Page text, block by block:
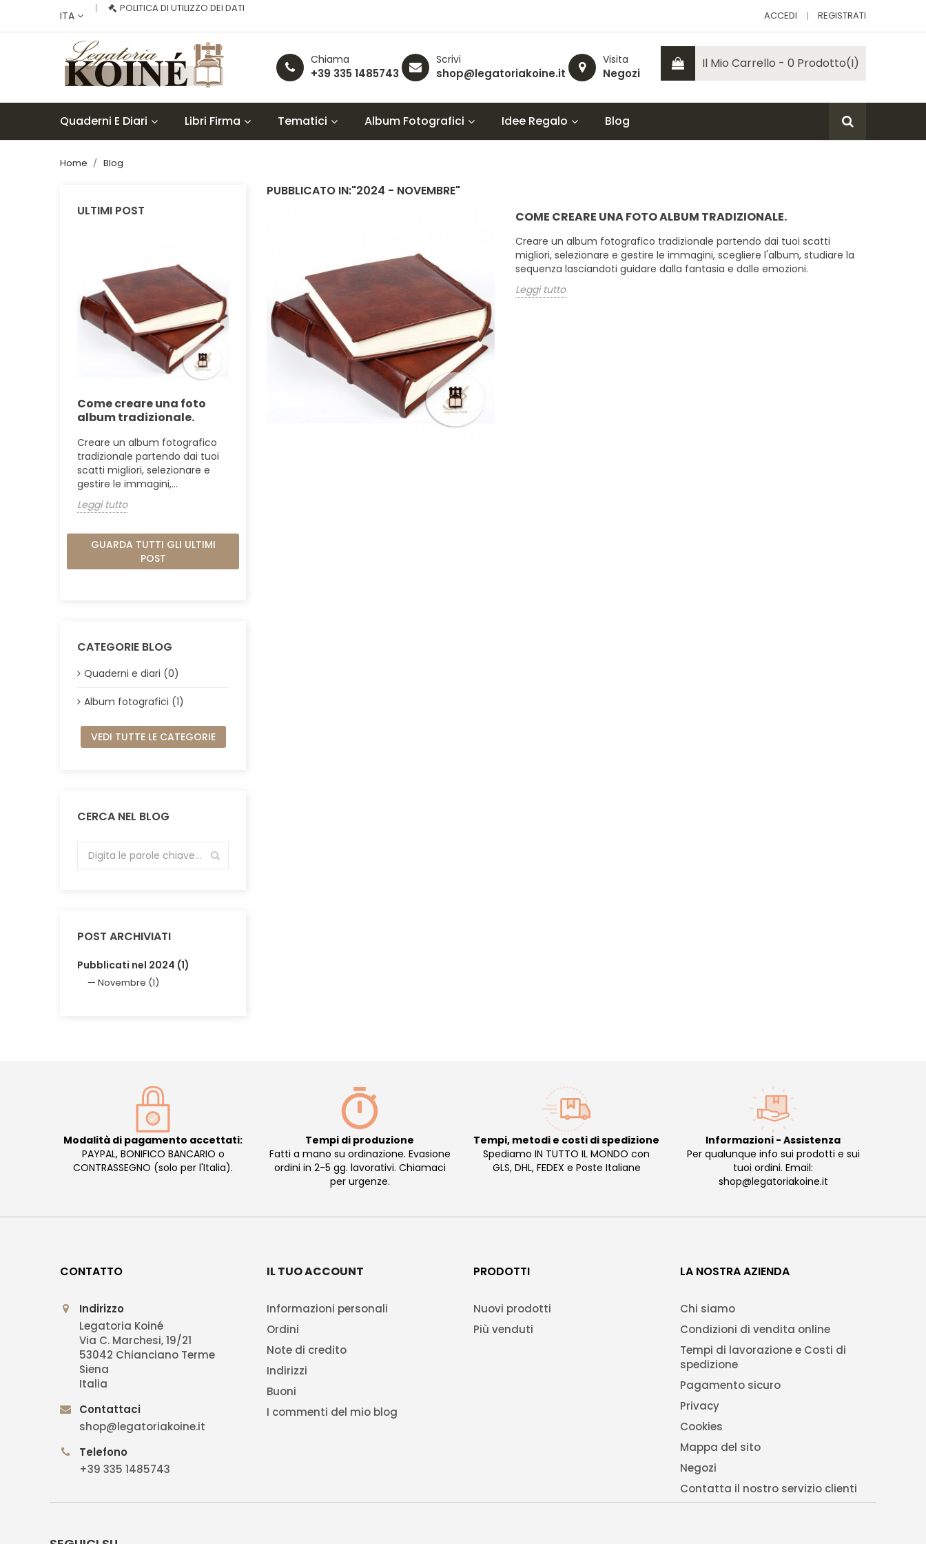
ITA
POLITICA DI UTILIZZO DEI DATI
REGISTRATI
ACCEDI
Il Mio Carrello - 0 Prodotto(i)
Chiama
+39 335 1485743
Scrivi
shop@legatoriakoine.it
Visita
Negozi
Quaderni E Diari Libri Firma Tematici Album Fotografici Idee Regalo Blog
Home Blog
ULTIMI POST
Come creare una foto
album tradizionale.
Creare un album fotografico
tradizionale partendo dai tuoi
scatti migliori, selezionare e
gestire le immagini,...
Leggi tutto
GUARDA TUTTI GLI ULTIMI
POST
CATEGORIE BLOG
Quaderni e diari (0)
Album fotografici (1)
VEDI TUTTE LE CATEGORIE
CERCA NEL BLOG
POST ARCHIVIATI
Pubblicati nel 2024 (1)
Novembre (1)
PUBBLICATO IN:"2024 - NOVEMBRE"
COME CREARE UNA FOTO ALBUM TRADIZIONALE.
Creare un album fotografico tradizionale partendo dai tuoi scatti
migliori, selezionare e gestire le immagini, scegliere l'album, studiare la
sequenza lasciandoti guidare dalla fantasia e dalle emozioni.
Leggi tutto
Modalità di pagamento accettati:
PAYPAL, BONIFICO BANCARIO o
CONTRASSEGNO (solo per l'Italia).
Tempi di produzione
Fatti a mano su ordinazione. Evasione
ordini in 2-5 gg. lavorativi. Chiamaci
per urgenze.
Tempi, metodi e costi di spedizione
Spediamo IN TUTTO IL MONDO con
GLS, DHL, FEDEX e Poste Italiane
Informazioni - Assistenza
Per qualunque info sui prodotti e sui
tuoi ordini. Email:
shop@legatoriakoine.it
CONTATTO
Indirizzo
Legatoria Koiné
Via C. Marchesi, 19/21
53042 Chianciano Terme
Siena
Italia
Contattaci
shop@legatoriakoine.it
Telefono
+39 335 1485743
IL TUO ACCOUNT
Informazioni personali
Ordini
Note di credito
Indirizzi
Buoni
I commenti del mio blog
PRODOTTI
Nuovi prodotti
Più venduti
LA NOSTRA AZIENDA
Chi siamo
Condizioni di vendita online
Tempi di lavorazione e Costi di
spedizione
Pagamento sicuro
Privacy
Cookies
Mappa del sito
Negozi
Contatta il nostro servizio clienti